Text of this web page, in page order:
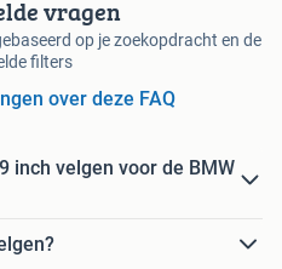
vragen
op je zoekopdracht en de
filters
over deze FAQ
inch velgen voor de BMW